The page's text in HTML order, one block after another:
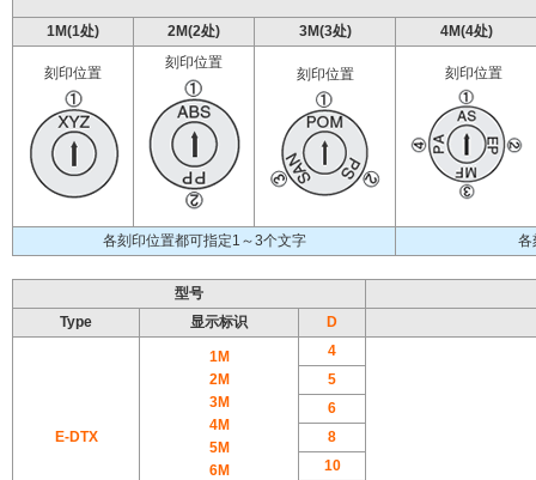
1M(1处) 2M(2处) 3M(3处) 4M(4处)
刻印位置
刻印位置
刻印位置 刻印位置
各刻印位置都可指定1～3个文字 各
型号
Type
显示标识 D
E-DTX
1M
2M
3M
4M
5M
6M
4
5
6
8
10